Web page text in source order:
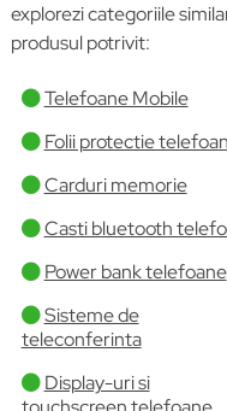
explorezi categoriile
produsul potrivit:
Telefoane Mobile
Folii protectie
Carduri memorie
Casti bluetooth
Power bank telefoane
Sisteme de
teleconferinta
Display-uri si